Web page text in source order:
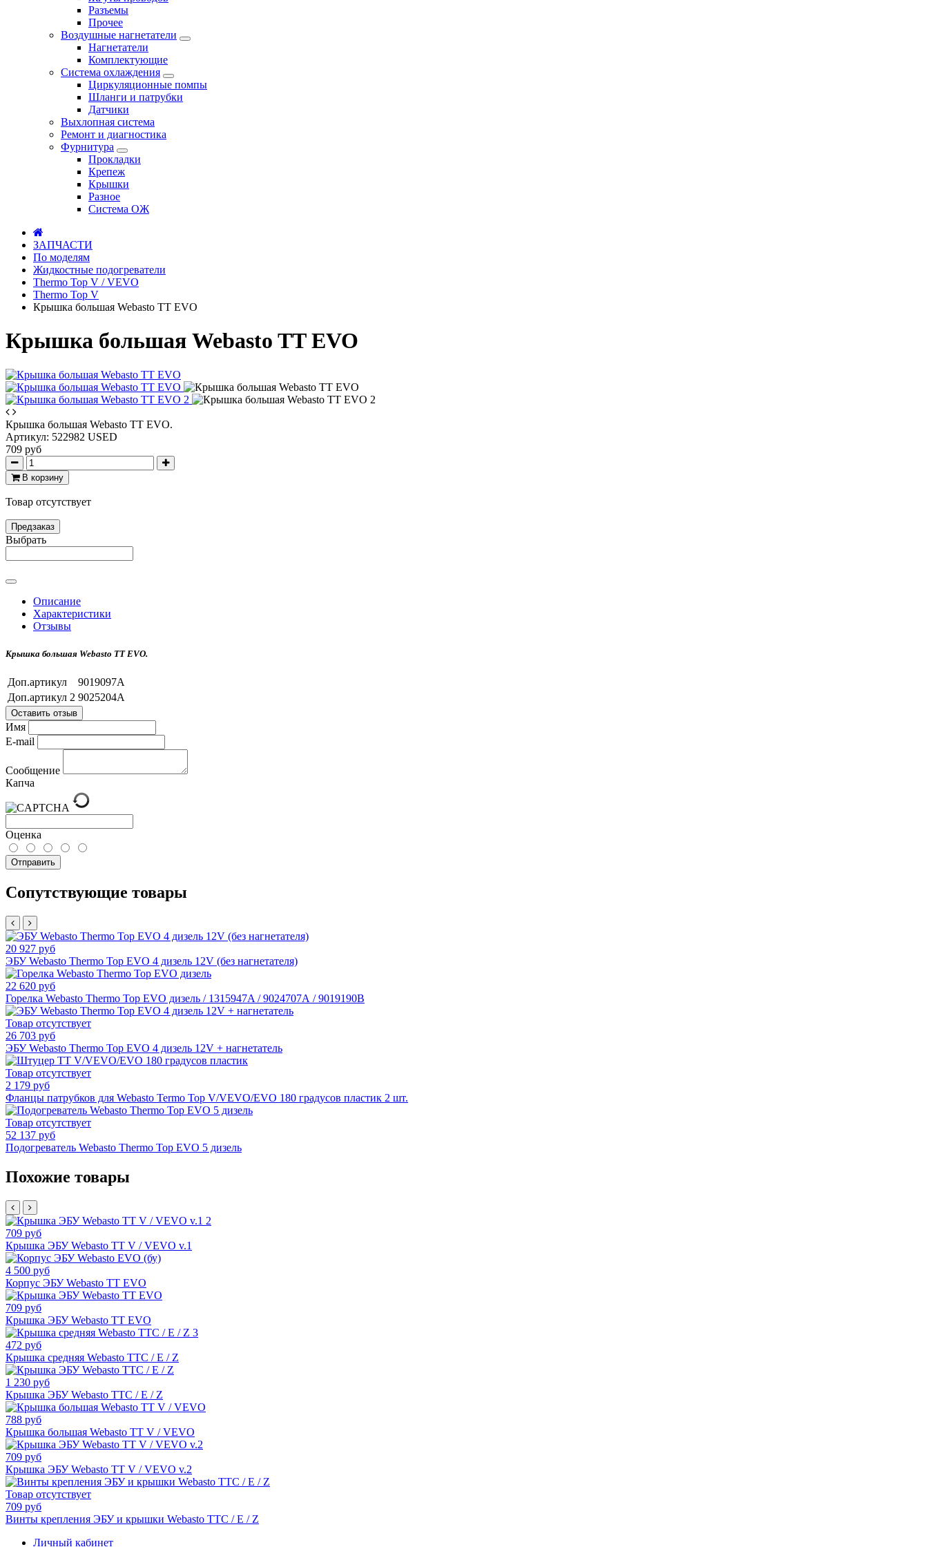
Разъемы
Прочее
Воздушные нагнетатели
Нагнетатели
Комплектующие
Система охлаждения
Циркуляционные помпы
Шланги и патрубки
Датчики
Выхлопная система
Ремонт и диагностика
Фурнитура
Прокладки
Крепеж
Крышки
Разное
Система ОЖ
ЗАПЧАСТИ
По моделям
Жидкостные подогреватели
Thermo Top V / VEVO
Thermo Top V
Крышка большая Webasto TT EVO
Крышка большая Webasto TT EVO
Крышка большая Webasto TT EVO.
Артикул: 522982 USED
709 руб
В корзину
Товар отсутствует
Предзаказ
Выбрать
Описание
Характеристики
Отзывы
Крышка большая Webasto TT EVO.
Доп.артикул
9019097A
Доп.артикул 2 9025204A
Оставить отзыв
Имя
E-mail
Сообщение
Капча
Оценка
Отправить
Сопутствующие товары
20 927 руб
ЭБУ Webasto Thermo Top EVO 4 дизель 12V (без нагнетателя)
22 620 руб
Горелка Webasto Thermo Top EVO дизель / 1315947A / 9024707А / 9019190B
Товар отсутствует
26 703 руб
ЭБУ Webasto Thermo Top EVO 4 дизель 12V + нагнетатель
Товар отсутствует
2 179 руб
Фланцы патрубков для Webasto Termo Top V/VEVO/EVO 180 градусов пластик 2 шт.
Товар отсутствует
52 137 руб
Подогреватель Webasto Thermo Top EVO 5 дизель
Похожие товары
709 руб
Крышка ЭБУ Webasto TT V / VEVO v.1
4 500 руб
Корпус ЭБУ Webasto TT EVO
709 руб
Крышка ЭБУ Webasto TT EVO
472 руб
Крышка средняя Webasto TTC / E / Z
1 230 руб
Крышка ЭБУ Webasto TTC / E / Z
788 руб
Крышка большая Webasto TT V / VEVO
709 руб
Крышка ЭБУ Webasto TT V / VEVO v.2
Товар отсутствует
709 руб
Винты крепления ЭБУ и крышки Webasto TTC / E / Z
Личный кабинет